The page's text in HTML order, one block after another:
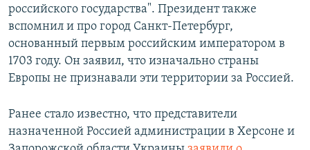
российского государства". Президент также
вспомнил и про город Санкт-Петербург,
основанный первым российским императором в
1703 году. Он заявил, что изначально страны
Европы не признавали эти территории за Россией.
Ранее стало известно, что представители
назначенной Россией администрации в Херсоне и